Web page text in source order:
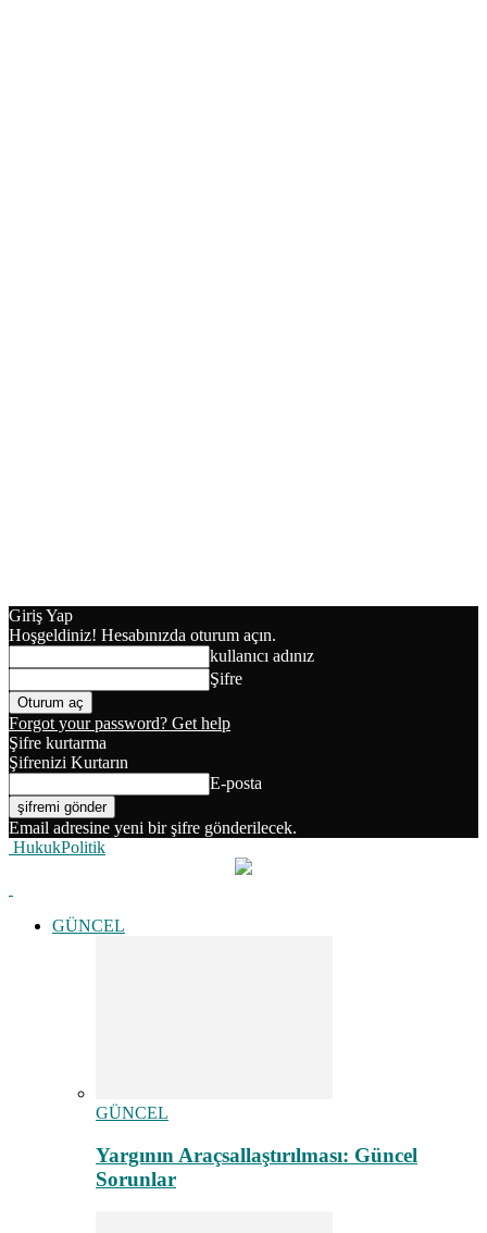
Giriş Yap
Hoşgeldiniz! Hesabınızda oturum açın.
kullanıcı adınız
Şifre
Forgot your password? Get help
Şifre kurtarma
Şifrenizi Kurtarın
E-posta
Email adresine yeni bir şifre gönderilecek.
HukukPolitik
GÜNCEL
GÜNCEL
Yargının Araçsallaştırılması: Güncel
Sorunlar